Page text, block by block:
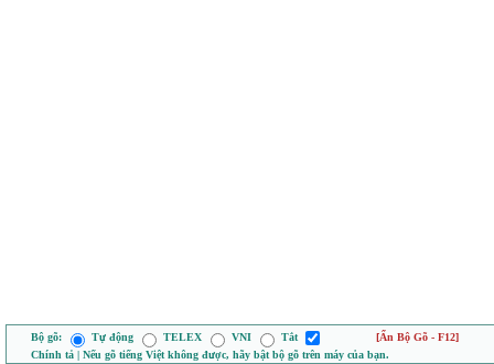
Bộ gõ: Tự động TELEX VNI Tắt
[Ẩn Bộ Gõ - F12]
Chính tả | Nếu gõ tiếng Việt không được, hãy bật bộ gõ trên máy của bạn.